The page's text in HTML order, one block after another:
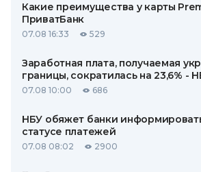
Какие преимущества у карты
ПриватБанк
07.08 16:33 529
Заработная плата, получаемая
границы, сократилась на 23,6% -
07.08 10:00 686
НБУ обяжет банки
статусе платежей
07.08 08:02 2900